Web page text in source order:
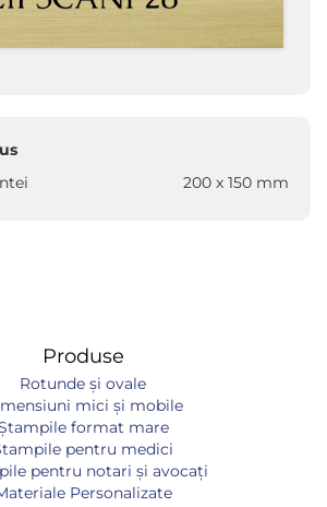
200 x 150 mm
Produse
Rotunde și ovale
mici și mobile
format mare
pentru medici
pentru notari și avocați
Personalizate